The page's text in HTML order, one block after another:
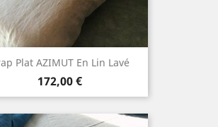
Plat AZIMUT En Lin Lavé
Prix
172,00 €